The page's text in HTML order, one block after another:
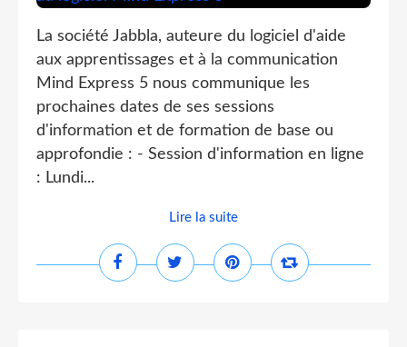
La société Jabbla, auteure du logiciel d'aide
aux apprentissages et à la communication
Mind Express 5 nous communique les
prochaines dates de ses sessions
d'information et de formation de base ou
approfondie : - Session d'information en ligne
: Lundi...
Lire la suite